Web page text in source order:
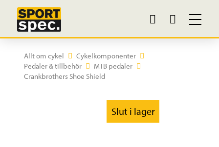
Allt om cykel
Cykelkomponenter
Pedaler & tillbehör
MTB pedaler
Crankbrothers Shoe Shield
Slut i lager